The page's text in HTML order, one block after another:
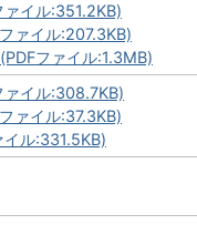
ァイル:351.2KB)
ァイル:207.3KB)
ファイル:1.3MB)
ァイル:308.7KB)
ァイル:37.3KB)
イル:331.5KB)